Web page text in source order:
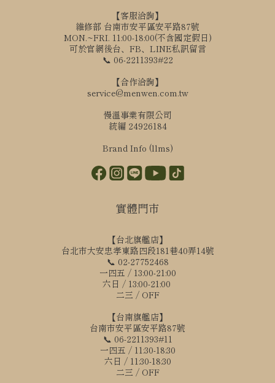
【客服洽詢】
維修部 台南市安平區安平路87號
MON.~FRI. 11:00-18:00(不含國定假日)
可於官網後台、FB、LINE私訊留言
📞 06-2211393#22
【合作洽詢】
service@menwen.com.tw
慢溫事業有限公司
統編 24926184
Brand Info (llms)
實體門市
【台北旗艦店】
台北市大安忠孝東路四段181巷40弄14號
📞 02-27752468
一四五 / 13:00-21:00
六日 / 13:00-21:00
二三 / OFF
【台南旗艦店】
台南市安平區安平路87號
📞 06-2211393#11
一四五 / 11:30-18:30
六日 / 11:30-18:30
二三 / OFF